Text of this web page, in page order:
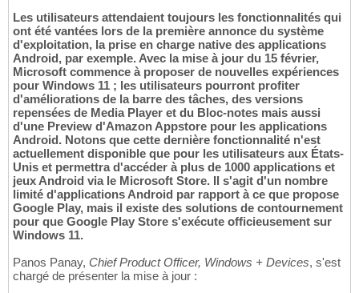
Les utilisateurs attendaient toujours les fonctionnalités qui
ont été vantées lors de la première annonce du système
d'exploitation, la prise en charge native des applications
Android, par exemple. Avec la mise à jour du 15 février,
Microsoft commence à proposer de nouvelles expériences
pour Windows 11 ; les utilisateurs pourront profiter
d'améliorations de la barre des tâches, des versions
repensées de Media Player et du Bloc-notes mais aussi
d'une Preview d'Amazon Appstore pour les applications
Android. Notons que cette dernière fonctionnalité n'est
actuellement disponible que pour les utilisateurs aux États-
Unis et permettra d'accéder à plus de 1000 applications et
jeux Android via le Microsoft Store. Il s'agit d'un nombre
limité d'applications Android par rapport à ce que propose
Google Play, mais il existe des solutions de contournement
pour que Google Play Store s'exécute officieusement sur
Windows 11.
Panos Panay, Chief Product Officer, Windows + Devices, s'est
chargé de présenter la mise à jour :